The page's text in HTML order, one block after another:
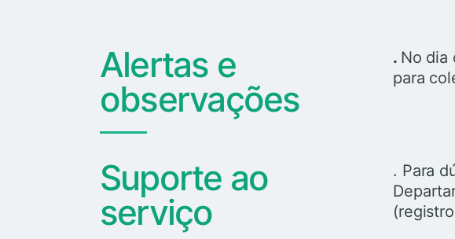
Alertas e
observações
. No dia
para
Suporte ao
serviço
. Para